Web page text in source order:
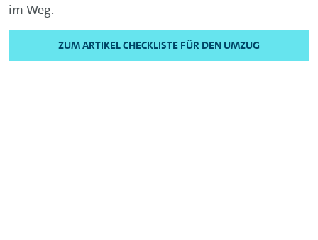
im Weg.
ZUM ARTIKEL CHECKLISTE FÜR DEN UMZUG